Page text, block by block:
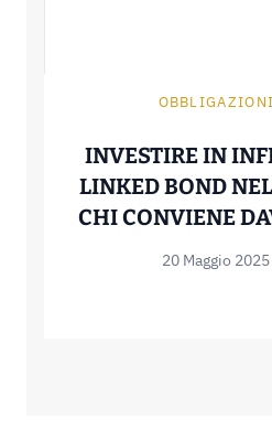
OBBLIGAZIONI
INVESTIRE IN
LINKED BOND
CHI CONVIENE
20 Maggio 2025